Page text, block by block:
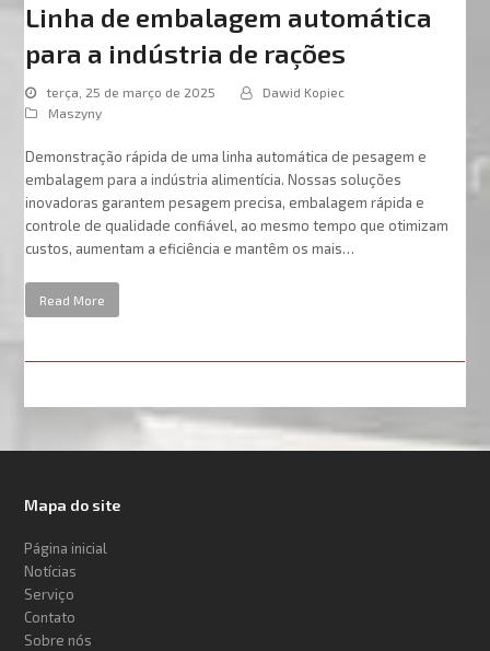
Linha de embalagem automática
para a indústria de rações
terça, 25 de março de 2025
Dawid Kopiec
Maszyny
Demonstração rápida de uma linha automática de pesagem e
embalagem para a indústria alimentícia. Nossas soluções
inovadoras garantem pesagem precisa, embalagem rápida e
controle de qualidade confiável, ao mesmo tempo que otimizam
custos, aumentam a eficiência e mantêm os mais…
Read More
Mapa do site
Página inicial
Notícias
Serviço
Contato
Sobre nós